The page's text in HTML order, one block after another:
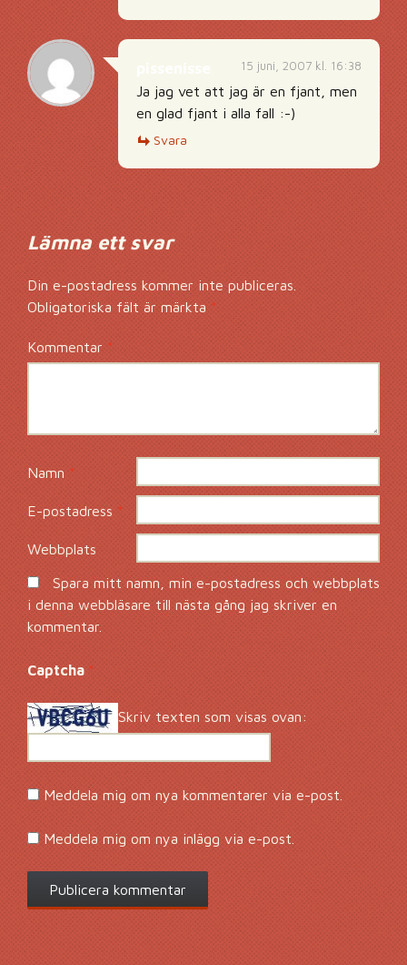
15 juni, 2007 kl. 16:38
Ja jag vet att jag är en fjant, men
en glad fjant i alla fall :-)
Svara
Lämna ett svar
Din e-postadress kommer inte publiceras.
Obligatoriska fält är märkta*
Kommentar*
Namn*
E-postadress*
Webbplats
Spara mitt namn, min e-postadress och webbplats
i denna webbläsare till nästa gång jag skriver en
kommentar.
Captcha*
Skriv texten som visas ovan:
Meddela mig om nya kommentarer via e-post.
Meddela mig om nya inlägg via e-post.